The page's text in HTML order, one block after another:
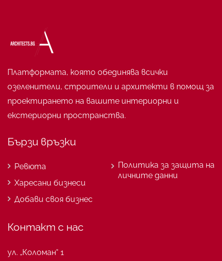
Платформата, която обединява всички
озеленители, строители и архитекти в помощ за
проектирането на вашите интериорни и
екстериорни пространства.
Бързи връзки
Ревюта
Харесани бизнеси
Добави своя бизнес
Политика за защита на
личните данни
Контакт с нас
ул. „Коломан“ 1